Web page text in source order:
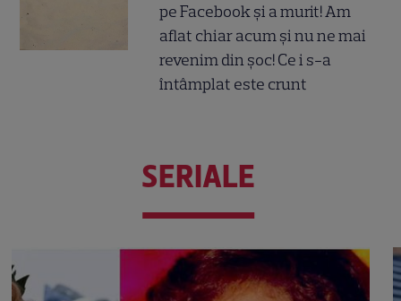
pe Facebook și a murit! Am
aflat chiar acum și nu ne mai
revenim din șoc! Ce i s-a
întâmplat este crunt
SERIALE